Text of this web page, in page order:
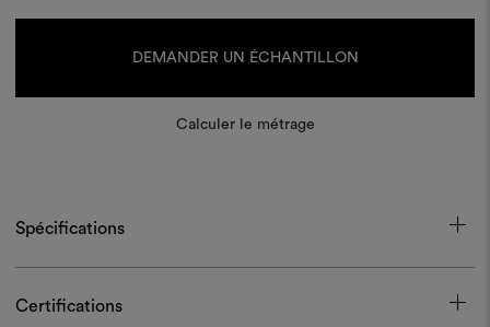
DEMANDER UN ÉCHANTILLON
Calculer le métrage
Spécifications
Certifications